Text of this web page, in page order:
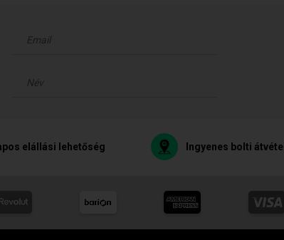
elállási lehetőség Ingyenes bolti átvétel